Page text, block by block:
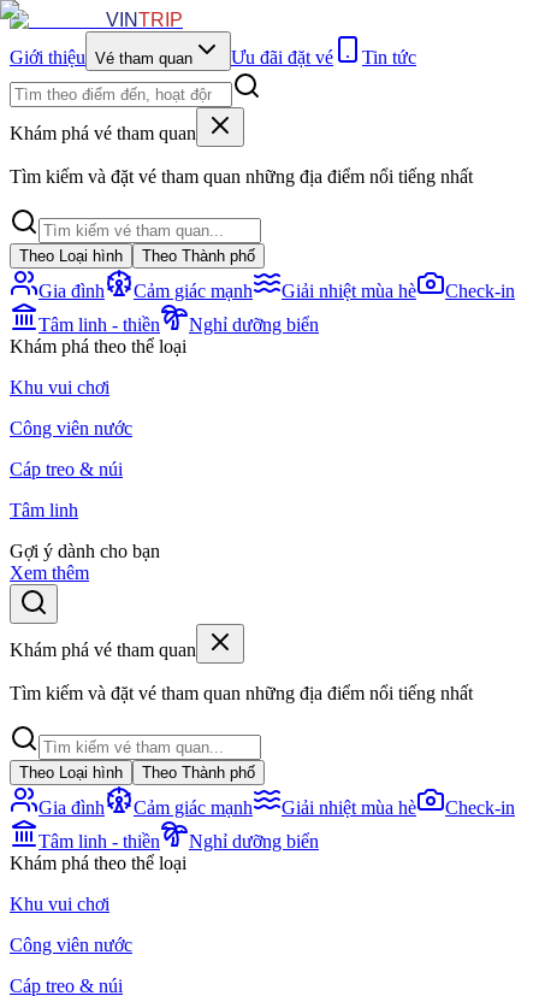
VINTRIP
Giới thiệu Vé tham quan Ưu đãi đặt vé Tin tức
Khám phá vé tham quan
Tìm kiếm và đặt vé tham quan những địa điểm nổi tiếng nhất
Theo Loại hình Theo Thành phố
Gia đình Cảm giác mạnh Giải nhiệt mùa hè
Check-in
Tâm linh - thiền
Nghỉ dưỡng biển
Khám phá theo thể loại
Khu vui chơi
Công viên nước
Cáp treo & núi
Tâm linh
Gợi ý dành cho bạn
Xem thêm
Khám phá vé tham quan
Tìm kiếm và đặt vé tham quan những địa điểm nổi tiếng nhất
Theo Loại hình Theo Thành phố
Gia đình Cảm giác mạnh Giải nhiệt mùa hè
Check-in
Tâm linh - thiền
Nghỉ dưỡng biển
Khám phá theo thể loại
Khu vui chơi
Công viên nước
Cáp treo & núi